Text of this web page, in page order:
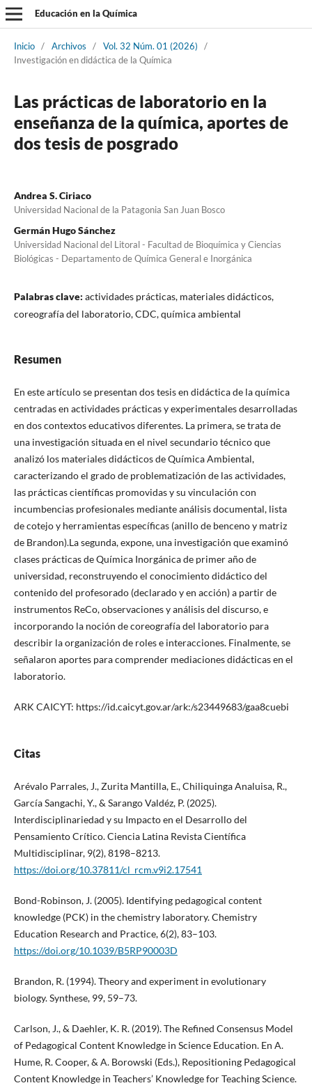
Educación en la Química
Inicio / Archivos / Vol. 32 Núm. 01 (2026)
/
Investigación en didáctica de la Química
Las prácticas de laboratorio en la
enseñanza de la química, aportes de
dos tesis de posgrado
Andrea S. Ciriaco
Universidad Nacional de la Patagonia San Juan Bosco
Germán Hugo Sánchez
Universidad Nacional del Litoral - Facultad de Bioquímica y Ciencias
Biológicas - Departamento de Química General e Inorgánica
Palabras clave: actividades prácticas, materiales didácticos,
coreografía del laboratorio, CDC, química ambiental
Resumen
En este artículo se presentan dos tesis en didáctica de la química
centradas en actividades prácticas y experimentales desarrolladas
en dos contextos educativos diferentes. La primera, se trata de
una investigación situada en el nivel secundario técnico que
analizó los materiales didácticos de Química Ambiental,
caracterizando el grado de problematización de las actividades,
las prácticas científicas promovidas y su vinculación con
incumbencias profesionales mediante análisis documental, lista
de cotejo y herramientas específicas (anillo de benceno y matriz
de Brandon).La segunda, expone, una investigación que examinó
clases prácticas de Química Inorgánica de primer año de
universidad, reconstruyendo el conocimiento didáctico del
contenido del profesorado (declarado y en acción) a partir de
instrumentos ReCo, observaciones y análisis del discurso, e
incorporando la noción de coreografía del laboratorio para
describir la organización de roles e interacciones. Finalmente, se
señalaron aportes para comprender mediaciones didácticas en el
laboratorio.
ARK CAICYT: https://id.caicyt.gov.ar/ark:/s23449683/gaa8cuebi
Citas
Arévalo Parrales, J., Zurita Mantilla, E., Chiliquinga Analuisa, R.,
García Sangachi, Y., & Sarango Valdéz, P. (2025).
Interdisciplinariedad y su Impacto en el Desarrollo del
Pensamiento Crítico. Ciencia Latina Revista Científica
Multidisciplinar, 9(2), 8198–8213.
https://doi.org/10.37811/cl_rcm.v9i2.17541
Bond-Robinson, J. (2005). Identifying pedagogical content
knowledge (PCK) in the chemistry laboratory. Chemistry
Education Research and Practice, 6(2), 83–103.
https://doi.org/10.1039/B5RP90003D
Brandon, R. (1994). Theory and experiment in evolutionary
biology. Synthese, 99, 59–73.
Carlson, J., & Daehler, K. R. (2019). The Refined Consensus Model
of Pedagogical Content Knowledge in Science Education. En A.
Hume, R. Cooper, & A. Borowski (Eds.), Repositioning Pedagogical
Content Knowledge in Teachers’ Knowledge for Teaching Science.